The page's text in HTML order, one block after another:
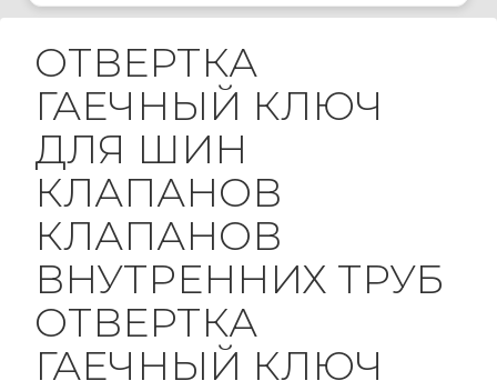
ОТВЕРТКА
ГАЕЧНЫЙ КЛЮЧ
ДЛЯ ШИН
КЛАПАНОВ
КЛАПАНОВ
ВНУТРЕННИХ ТРУБ
ОТВЕРТКА
ГАЕЧНЫЙ КЛЮЧ